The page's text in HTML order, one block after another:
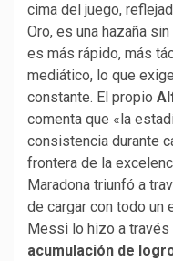
cima del juego,
Oro, es una hazaña
es más rápido, más
mediático, lo que
constante. El propio
comenta que «la
consistencia durante
frontera de la
Maradona triunfó a
de cargar con todo un
Messi lo hizo a través
acumulación de